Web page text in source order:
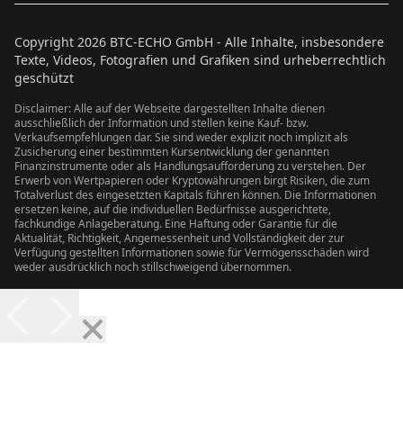
Copyright 2026 BTC-ECHO GmbH - Alle Inhalte, insbesondere
Texte, Videos, Fotografien und Grafiken sind urheberrechtlich
geschützt
Disclaimer: Alle auf der Webseite dargestellten Inhalte dienen
ausschließlich der Information und stellen keine Kauf- bzw.
Verkaufsempfehlungen dar. Sie sind weder explizit noch implizit als
Zusicherung einer bestimmten Kursentwicklung der genannten
Finanzinstrumente oder als Handlungsaufforderung zu verstehen. Der
Erwerb von Wertpapieren oder Kryptowährungen birgt Risiken, die zum
Totalverlust des eingesetzten Kapitals führen können. Die Informationen
ersetzen keine, auf die individuellen Bedürfnisse ausgerichtete,
fachkundige Anlageberatung. Eine Haftung oder Garantie für die
Aktualität, Richtigkeit, Angemessenheit und Vollständigkeit der zur
Verfügung gestellten Informationen sowie für Vermögensschäden wird
weder ausdrücklich noch stillschweigend übernommen.